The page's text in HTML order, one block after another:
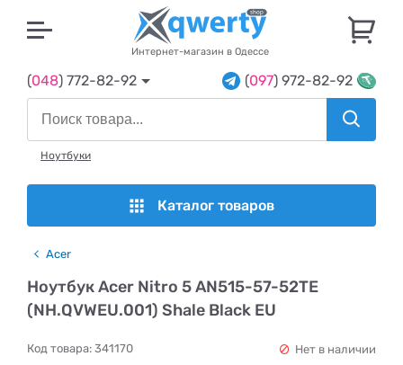
Интернет-магазин в Одессе
(048) 772-82-92 (097) 972-82-92
Ноутбуки
Каталог товаров
Acer
Ноутбук Acer Nitro 5 AN515-57-52TE
(NH.QVWEU.001) Shale Black EU
Код товара: 341170 Нет в наличии